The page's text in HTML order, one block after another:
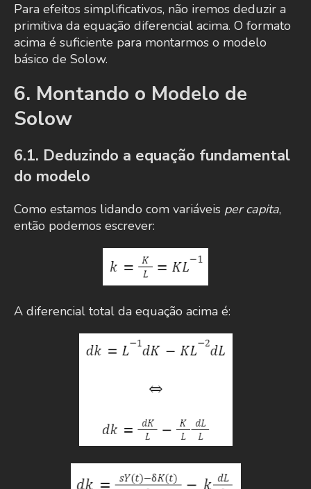
Para efeitos simplificativos, não iremos deduzir a
primitiva da equação diferencial acima. O formato
acima é suficiente para montarmos o modelo
básico de Solow.
6. Montando o Modelo de
Solow
6.1. Deduzindo a equação fundamental
do modelo
Como estamos lidando com variáveis per capita,
então podemos escrever:
A diferencial total da equação acima é: